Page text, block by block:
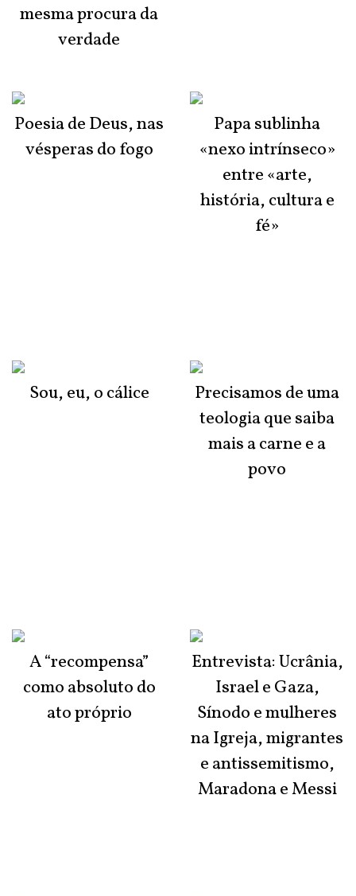
mesma procura da
verdade
Poesia de Deus, nas
vésperas do fogo
Sou, eu, o cálice
A “recompensa”
como absoluto do
ato próprio
Papa sublinha
«nexo intrínseco»
entre «arte,
história, cultura e
fé»
Precisamos de uma
teologia que saiba
mais a carne e a
povo
Entrevista: Ucrânia,
Israel e Gaza,
Sínodo e mulheres
na Igreja, migrantes
e antissemitismo,
Maradona e Messi